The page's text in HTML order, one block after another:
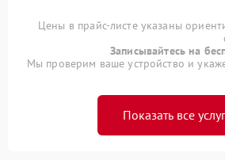
Цены в прайс-листе указаны
Записывайтесь на
Мы проверим ваше устройство и
Показать все